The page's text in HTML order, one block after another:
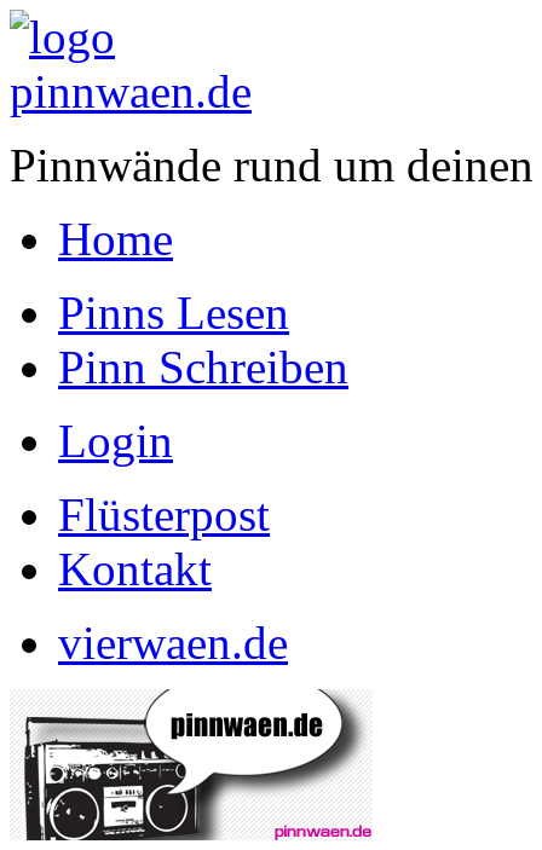
Pinnwände rund um
Home
Pinns Lesen
Pinn Schreiben
Login
Flüsterpost
Kontakt
vierwaen.de